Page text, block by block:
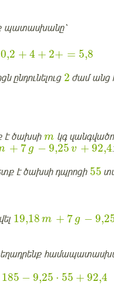
պատասխանը՝
0,2 + 4 + 2+ = 5,8
ընդունելուց 2 ժամ անց
է ծախսի m կգ
+ 7 g − 9,25 v + 92,4
է ծախսի դպրոցի 55
19,18 m + 7 g −
185 − 9,25 ⋅ 55 + 92,4